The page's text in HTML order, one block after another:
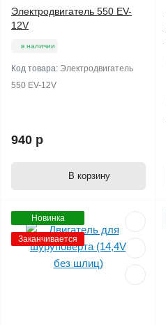
Электродвигатель 550 EV-
12V
в наличии
Код товара: Электродвигатель
550 EV-12V
940 р
В корзину
Новинка
Заканчивается